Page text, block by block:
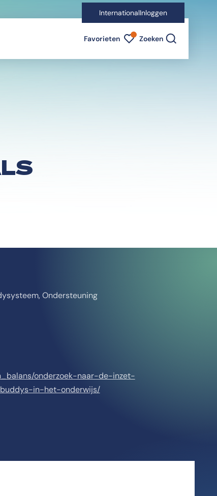
InternationalInloggen
Favorieten Favorieten indicator
Zoeken
Ondersteuning
onderzoek-naar-de-inzet-
in-het-onderwijs/